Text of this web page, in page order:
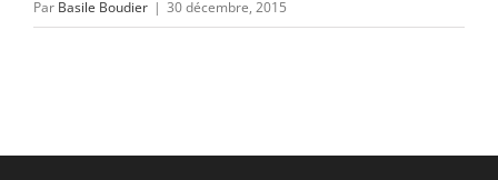
CONTACT/ACCÈS
Par Basile Boudier | 30 décembre, 2015